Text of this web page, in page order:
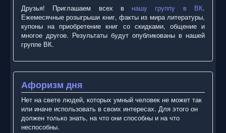
Друзья! Приглашаем всех в нашу группу в ВК.
Ежемесячные розыгрыши книг, факты из мира литературы,
купоны на приобретение книг со скидками, общение и
многое другое. Результаты будут опубликованы в нашей
группе ВК.
Афоризм дня
Нет на свете людей, которых умный человек не может так
или иначе использовать в своих интересах. Для этого он
должен только знать, на что они способны и на что
неспособны.